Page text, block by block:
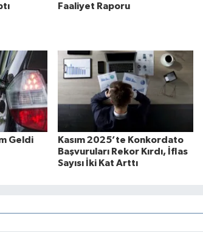
Faaliyet Raporu
Geldi
Kasım 2025’te Konkordato
Başvuruları Rekor Kırdı, İflas
Sayısı İki Kat Arttı